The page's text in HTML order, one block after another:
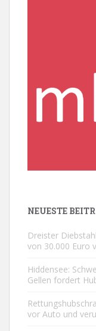
NEUESTE
Dreister
von 30.000 Euro
Hiddensee:
Gellen fordert
vor Auto und